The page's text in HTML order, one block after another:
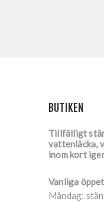
BUTIKEN
Tillfälligt
vattenläcka,
inom kort
Vanliga
Måndag: